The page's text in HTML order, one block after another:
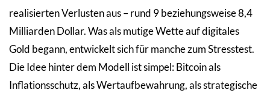
realisierten Verlusten aus – rund 9 beziehungsweise 8,4
Milliarden Dollar. Was als mutige Wette auf digitales
Gold begann, entwickelt sich für manche zum Stresstest.
Die Idee hinter dem Modell ist simpel: Bitcoin als
Inflationsschutz, als Wertaufbewahrung, als strategische